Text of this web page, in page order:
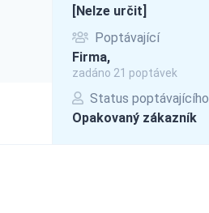
[Nelze určit]
Poptávající
Firma,
zadáno 21 poptávek
Status poptávajícího
Opakovaný zákazník